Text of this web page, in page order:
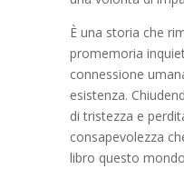
È una storia che
promemoria
connessione
esistenza.
di tristezza e
consapevolezza
libro questo